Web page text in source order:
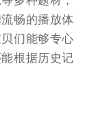
畅的播放体
们能够专心
根据历史记